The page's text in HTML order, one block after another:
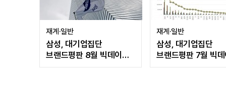
재계·일반
삼성, 대기업집단
브랜드평판 8월 빅데이터
분석 1위...SK·현대자동차
재계·일반
삼성, 대기업집단
브랜드평판 7월 빅
분석 1위...SK·두산·